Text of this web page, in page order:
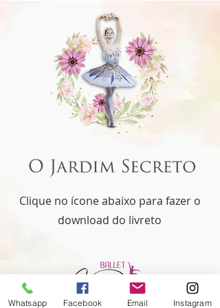
Clique no ícone abaixo para fazer o
download do livreto
Whatsapp Facebook Email Instagram